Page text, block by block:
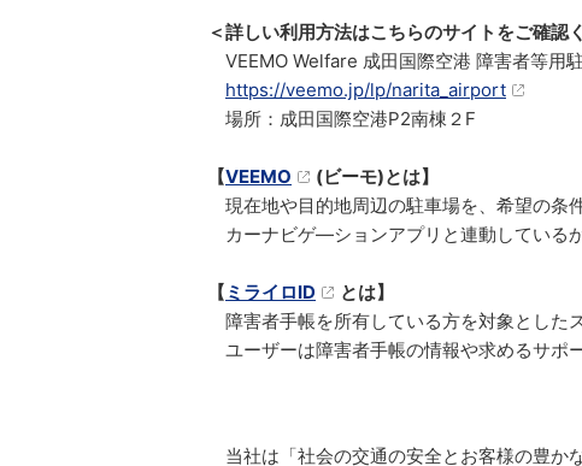
＜詳しい利用方法はこちらのサイトをご確認
VEEMO Welfare 成田国際空港 障害者等用
https://veemo.jp/lp/narita_airport
場所：成田国際空港P2南棟２F
【VEEMO
(ビーモ)とは】
現在地や目的地周辺の駐車場を、希望の条
カーナビゲ―ションアプリと連動している
【 ミライロID
とは】
障害者手帳を所有している方を対象とした
ユーザーは障害者手帳の情報や求めるサポ
当社は「社会の交通の安全とお客様の豊か